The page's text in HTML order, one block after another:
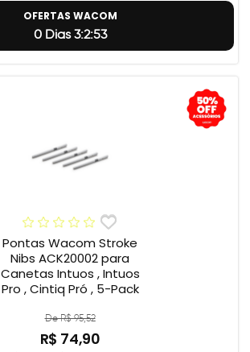
OFERTAS WACOM
0 Dias 3:2:52
Pontas Wacom Stroke
Nibs ACK20002 para
Canetas Intuos , Intuos
Pro , Cintiq Pró , 5-Pack
De R$ 95,52
R$ 74,90